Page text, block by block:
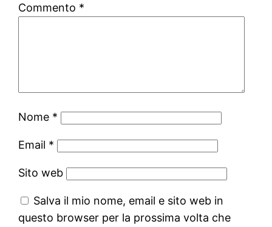
Commento *
Nome *
Email *
Sito web
Salva il mio nome, email e sito web in
questo browser per la prossima volta che